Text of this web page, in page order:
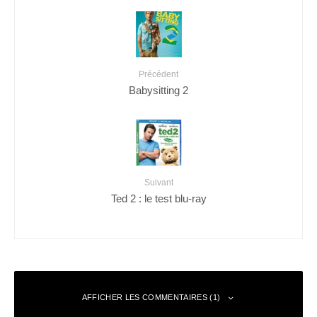
Précédent
Babysitting 2
Suivant
Ted 2 : le test blu-ray
AFFICHER LES COMMENTAIRES (1)